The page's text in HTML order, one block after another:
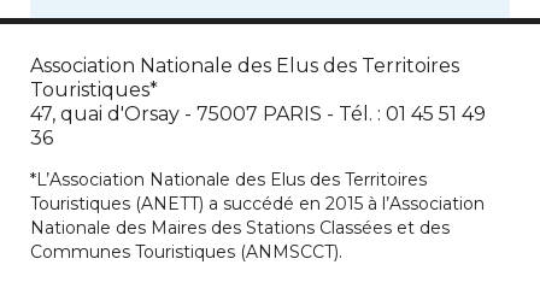
Association Nationale des Elus des Territoires
Touristiques*
47, quai d'Orsay - 75007 PARIS - Tél. : 01 45 51 49
36
*L’Association Nationale des Elus des Territoires
Touristiques (ANETT) a succédé en 2015 à l’Association
Nationale des Maires des Stations Classées et des
Communes Touristiques (ANMSCCT).